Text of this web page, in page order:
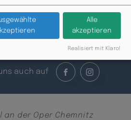
auch auf
an der Oper Chemnitz
Alle
akzeptieren
Realisiert mit Klaro!